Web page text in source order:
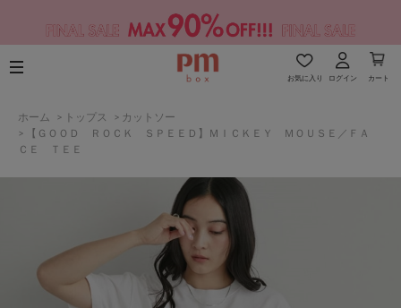
お気に入り ログイン カート
ホーム > トップス > カットソー
>
【ＧＯＯＤ ＲＯＣＫ ＳＰＥＥＤ】ＭＩＣＫＥＹ ＭＯＵＳＥ／ＦＡ
ＣＥ ＴＥＥ